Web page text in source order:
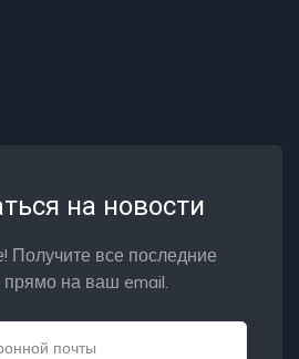
на новости
Получите все последние
прямо на ваш email.